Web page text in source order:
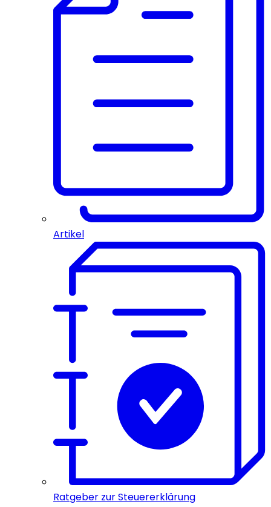
Artikel
Ratgeber zur Steuererklärung